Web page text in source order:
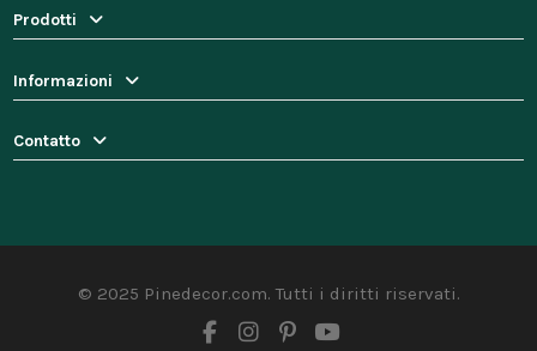
Prodotti
Informazioni
Contatto
© 2025 Pinedecor.com. Tutti i diritti riservati.